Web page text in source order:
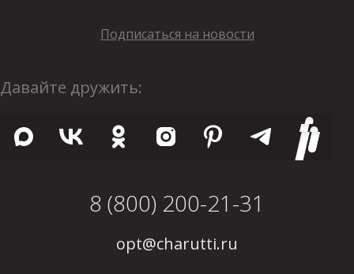
Подписаться на новости
Давайте дружить:
8 (800) 200-21-31
opt@charutti.ru